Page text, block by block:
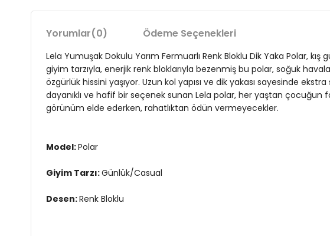
Yorumlar(0) Ödeme Seçenekleri
Lela Yumuşak Dokulu Yarım Fermuarlı Renk Bloklu Dik Yaka Polar,
giyim tarzıyla, enerjik renk bloklarıyla bezenmiş bu polar, soğuk
özgürlük hissini yaşıyor. Uzun kol yapısı ve dik yakası sayesinde
dayanıklı ve hafif bir seçenek sunan Lela polar, her yaştan çocuğun
görünüm elde ederken, rahatlıktan ödün vermeyecekler.
Model:Polar
Giyim Tarzı:Günlük/Casual
Desen:Renk Bloklu